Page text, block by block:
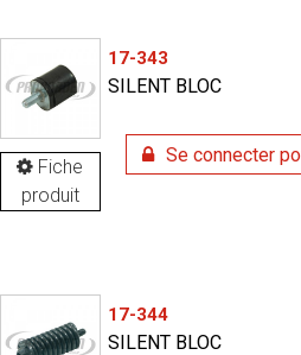
Fiche
produit
17-343
SILENT BLOC
Se connecter
17-344
SILENT BLOC